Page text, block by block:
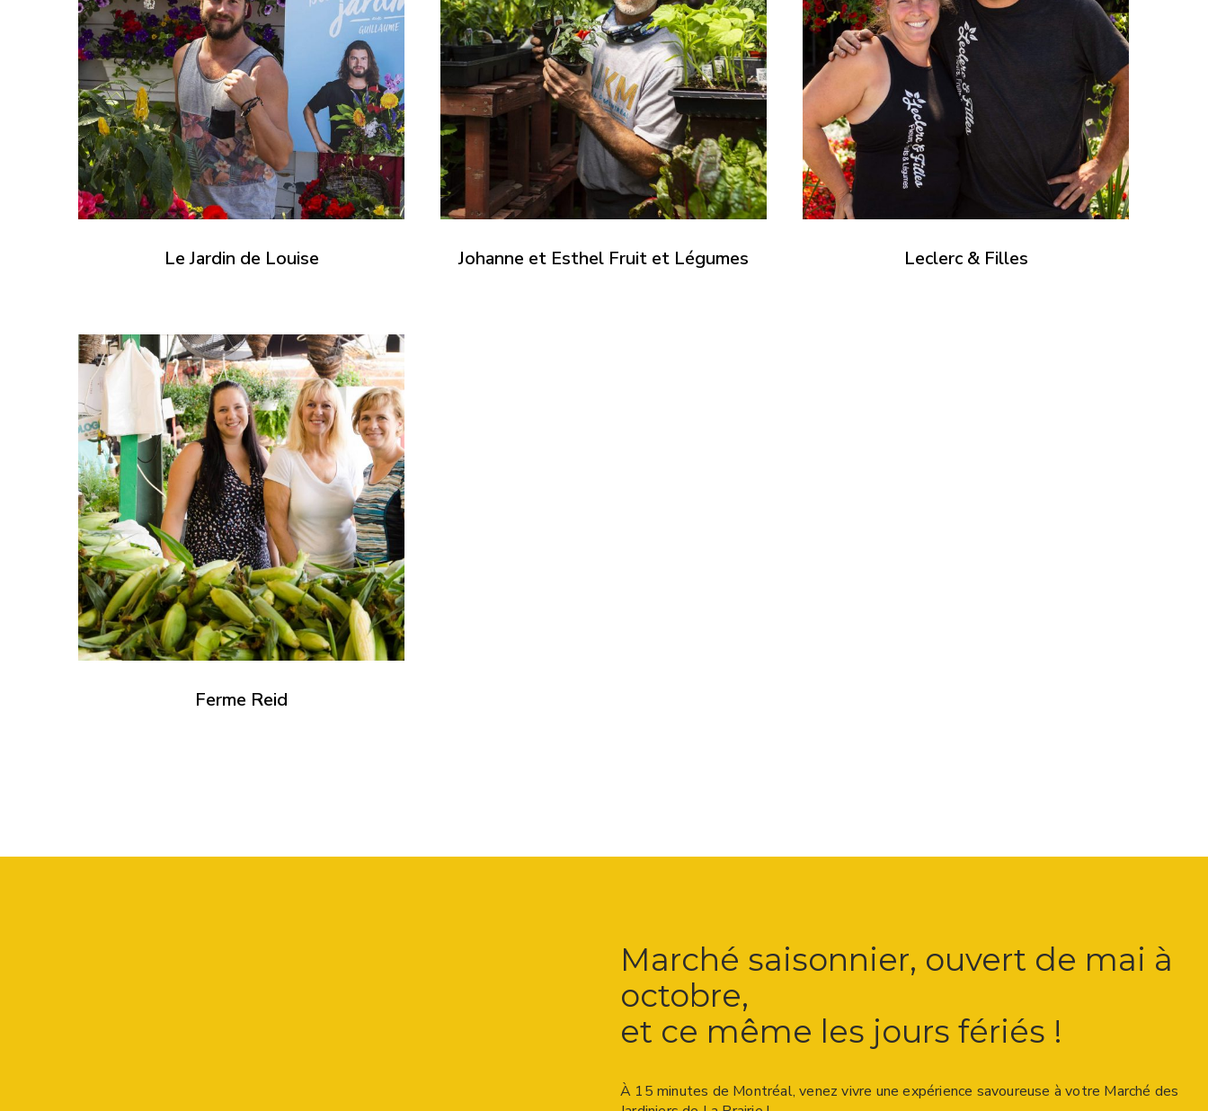
Le Jardin de Louise Johanne et Esthel Fruit et Légumes Leclerc & Filles
Ferme Reid
Marché saisonnier, ouvert de mai à
octobre,
et ce même les jours fériés !
À 15 minutes de Montréal, venez vivre une expérience savoureuse à votre Marché des